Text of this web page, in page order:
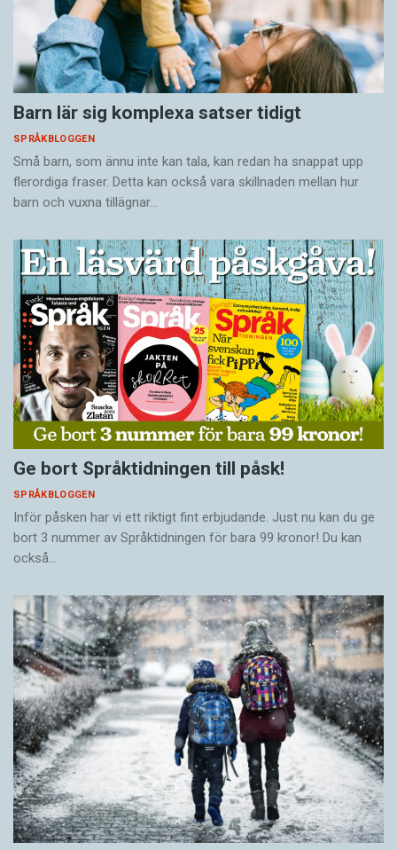
Barn lär sig komplexa satser tidigt
SPRÅKBLOGGEN
Små barn, som ännu inte kan tala, kan redan ha snappat upp
flerordiga fraser. Detta kan också vara skillnaden mellan hur
barn och vuxna tillägnar…
Ge bort Språktidningen till påsk!
SPRÅKBLOGGEN
Inför påsken har vi ett riktigt fint erbjudande. Just nu kan du ge
bort 3 nummer av Språktidningen för bara 99 kronor! Du kan
också…